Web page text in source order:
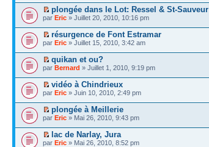
plongée dans le Lot: Ressel & St-Sauveur
par Eric » Juillet 20, 2010, 10:16 pm
résurgence de Font Estramar
par Eric » Juillet 15, 2010, 3:42 am
quikan et ou?
par Bernard » Juillet 1, 2010, 9:19 pm
vidéo à Chindrieux
par Eric » Juin 10, 2010, 2:49 pm
plongée à Meillerie
par Eric » Mai 26, 2010, 9:43 pm
lac de Narlay, Jura
par Eric » Mai 26, 2010, 8:52 pm